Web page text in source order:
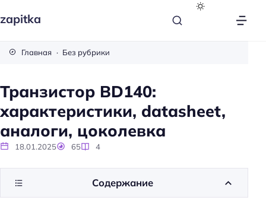
zapitka
Главная Без рубрики
Транзистор BD140:
характеристики, datasheet,
аналоги, цоколевка
18.01.2025 65 4
Содержание